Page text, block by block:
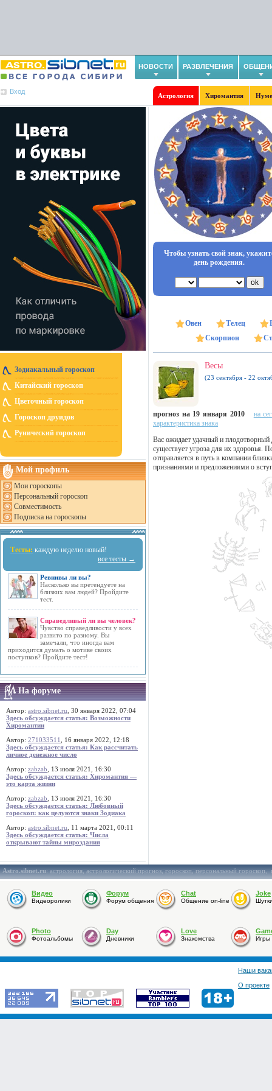
НОВОСТИ РАЗВЛЕЧЕНИЯ
Вход
Астрология Хиромантия
Зодиакальный гороскоп
Китайский гороскоп
Цветочный гороскоп
Гороскоп друидов
Рунический гороскоп
Мой профиль
Мои гороскопы
Персональный гороскоп
Совместимость
Подписка на гороскопы
Тесты: каждую неделю новый!
все тесты →
Ревнивы ли вы?
Насколько вы претендуете на
близких вам людей? Пройдите
тест.
Справедливый ли вы человек?
Чувство справедливости у всех
развито по разному. Вы
замечали, что иногда вам
приходится думать о мотиве своих
поступков? Пройдите тест!
На форуме
Автор: astro.sibnet.ru , 30 января 2022, 07:04
Здесь обсуждается статья: Возможности
Хиромантии
Автор: 271033511
, 16 января 2022, 12:18
Здесь обсуждается статья: Как рассчитать
личное денежное число
Автор: zabzab , 13 июля 2021, 16:30
Здесь обсуждается статья: Хиромантия —
это карта жизни
Автор: zabzab , 13 июля 2021, 16:30
Здесь обсуждается статья: Любовный
гороскоп: как целуются знаки Зодиака
Автор: astro.sibnet.ru , 11 марта 2021, 00:11
Здесь обсуждается статья: Числа
открывают тайны мироздания
Чтобы узнать свой знак,
день рождения.
Овен Телец
Скорпион
Весы
(23 сентября - 22
прогноз на 19 января 2010
на
характеристика знака
Вас ожидает удачный и плодотворный
существует угроза для их здоровья.
отправляется в путь в компании
признаниями и предложениями о
Astro.sibnet.ru:астрология,астрологический прогноз,гороскоп,персональный гороскоп,
Видео
Видеоролики
Форум
Форум общения
Chat
Общение on-line
Joke
Photo
Фотоальбомы
Day
Дневники
Love
Знакомства Игры
Наши
О проекте